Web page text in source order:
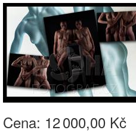
Cena: 12000,00 Kč